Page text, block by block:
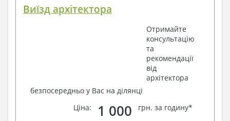
Виїзд архітектора
Отримайте
консультацію
та
рекомендації
від
архітектора
безпосередньо у Вас на ділянці
Ціна:
1 000 грн. за годину*